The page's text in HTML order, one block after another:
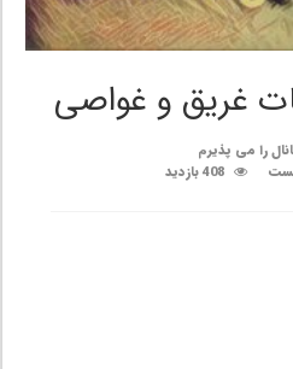
غریق و غواصی
را می پذیرم
408 بازدید